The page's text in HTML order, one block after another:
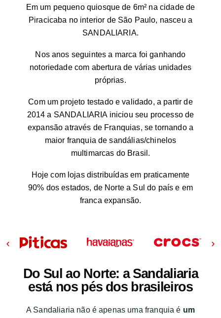
Em um pequeno quiosque de 6m² na cidade de
Piracicaba no interior de São Paulo, nasceu a
SANDALIARIA.
Nos anos seguintes a marca foi ganhando
notoriedade com abertura de várias unidades
próprias.
Com um projeto testado e validado, a partir de
2014 a SANDALIARIA iniciou seu processo de
expansão através de Franquias, se tornando a
maior franquia de sandálias/chinelos
multimarcas do Brasil.
Hoje com lojas distribuídas em praticamente
90% dos estados, de Norte a Sul do país e em
franca expansão.
Do Sul ao Norte: a Sandaliaria
está nos pés dos brasileiros
A Sandaliaria não é apenas uma franquia é um